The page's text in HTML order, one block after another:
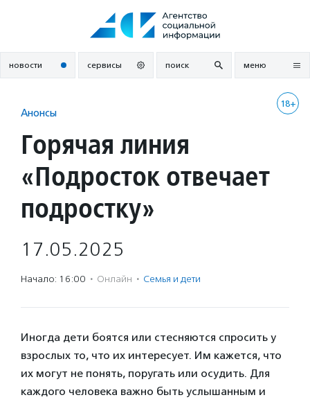
новости сервисы поиск меню
18+
Анонсы
Горячая линия
«Подросток отвечает
подростку»
17.05.2025
Начало: 16:00 · Онлайн · Семья и дети
Иногда дети боятся или стесняются спросить у
взрослых то, что их интересует. Им кажется, что
их могут не понять, поругать или осудить. Для
каждого человека важно быть услышанным и